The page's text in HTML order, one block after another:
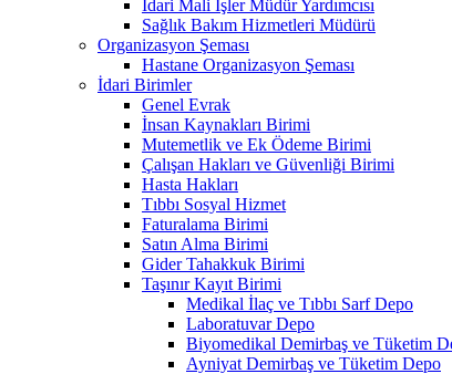
İdari Mali İşler Müdür Yardımcısı
Sağlık Bakım Hizmetleri Müdürü
Organizasyon Şeması
Hastane Organizasyon Şeması
İdari Birimler
Genel Evrak
İnsan Kaynakları Birimi
Mutemetlik ve Ek Ödeme Birimi
Çalışan Hakları ve Güvenliği Birimi
Hasta Hakları
Tıbbı Sosyal Hizmet
Faturalama Birimi
Satın Alma Birimi
Gider Tahakkuk Birimi
Taşınır Kayıt Birimi
Medikal İlaç ve Tıbbı Sarf Depo
Laboratuvar Depo
Biyomedikal Demirbaş ve Tüketim
Ayniyat Demirbaş ve Tüketim Depo